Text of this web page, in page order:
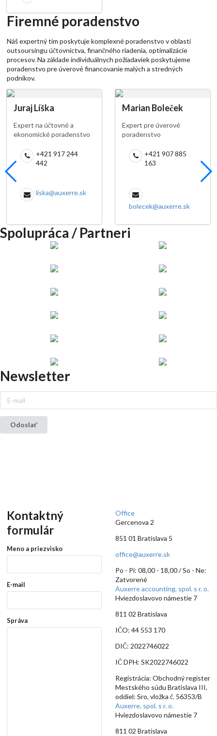
Firemné poradenstvo
Náš expertný tím poskytuje komplexné poradenstvo v oblasti
outsoursingu účtovníctva, finančného riadenia, optimalizácie
procesov. Na základe individuálnych požiadaviek poskytujeme
poradenstvo pre úverové financovanie malých a stredných
podnikov.
Juraj Líška
Expert na účtovné a
ekonomické poradenstvo
+421 917 244
442
liska@auxerre.sk
Marian Boleček
Expert pre úverové
poradenstvo
+421 907 885
163
bolecek@auxerre.sk
Spolupráca / Partneri
Newsletter
Odoslať
Kontaktný
formulár
Meno a priezvisko
E-mail
Správa
Office
Gercenova 2
851 01 Bratislava 5
office@auxerre.sk
Po - Pi: 08,00 - 18,00 / So - Ne:
Zatvorené
Auxerre accounting, spol. s r. o.
Hviezdoslavovo námestie 7
811 02 Bratislava
IČO: 44 553 170
DIČ: 2022746022
IČ DPH: SK2022746022
Registrácia: Obchodný register
Mestského súdu Bratislava III,
oddiel: Sro, vložka č. 56353/B
Auxerre, spol. s r. o.
Hviezdoslavovo námestie 7
811 02 Bratislava